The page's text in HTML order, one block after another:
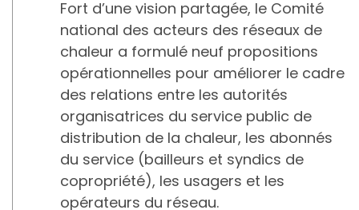
Fort d’une vision partagée, le Comité
national des acteurs des réseaux de
chaleur a formulé neuf propositions
opérationnelles pour améliorer le cadre
des relations entre les autorités
organisatrices du service public de
distribution de la chaleur, les abonnés
du service (bailleurs et syndics de
copropriété), les usagers et les
opérateurs du réseau.